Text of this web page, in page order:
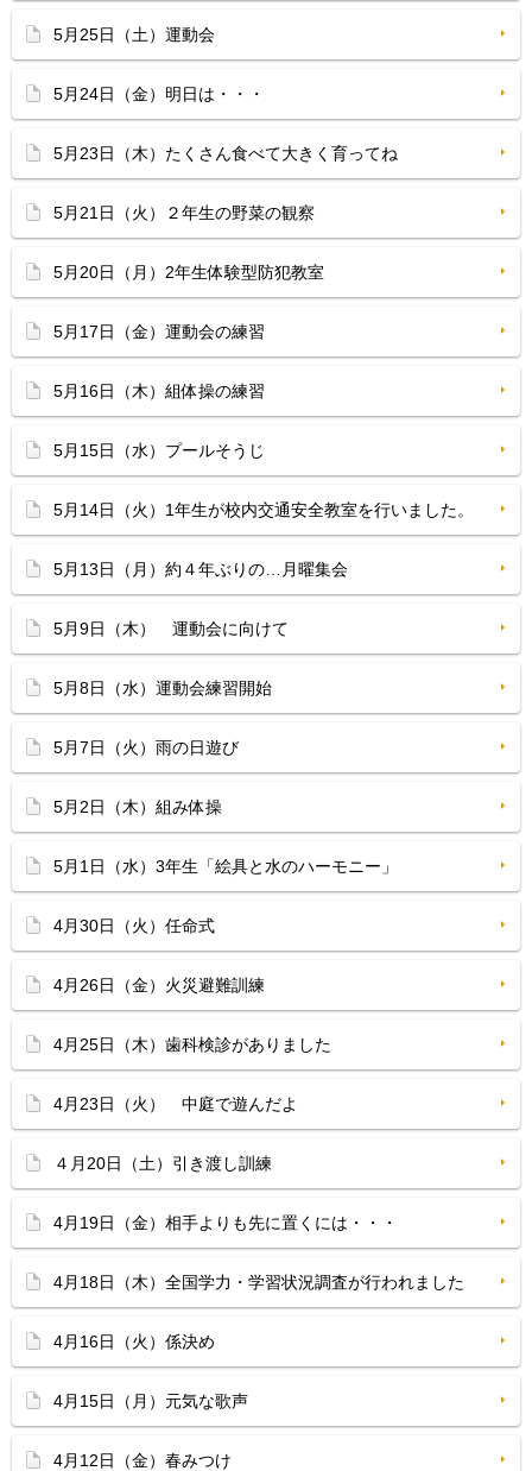
5月25日（土）運動会
5月24日（金）明日は・・・
5月23日（木）たくさん食べて大きく育ってね
5月21日（火）２年生の野菜の観察
5月20日（月）2年生体験型防犯教室
5月17日（金）運動会の練習
5月16日（木）組体操の練習
5月15日（水）プールそうじ
5月14日（火）1年生が校内交通安全教室を行いました。
5月13日（月）約４年ぶりの…月曜集会
5月9日（木） 運動会に向けて
5月8日（水）運動会練習開始
5月7日（火）雨の日遊び
5月2日（木）組み体操
5月1日（水）3年生「絵具と水のハーモニー」
4月30日（火）任命式
4月26日（金）火災避難訓練
4月25日（木）歯科検診がありました
4月23日（火） 中庭で遊んだよ
４月20日（土）引き渡し訓練
4月19日（金）相手よりも先に置くには・・・
4月18日（木）全国学力・学習状況調査が行われました
4月16日（火）係決め
4月15日（月）元気な歌声
4月12日（金）春みつけ